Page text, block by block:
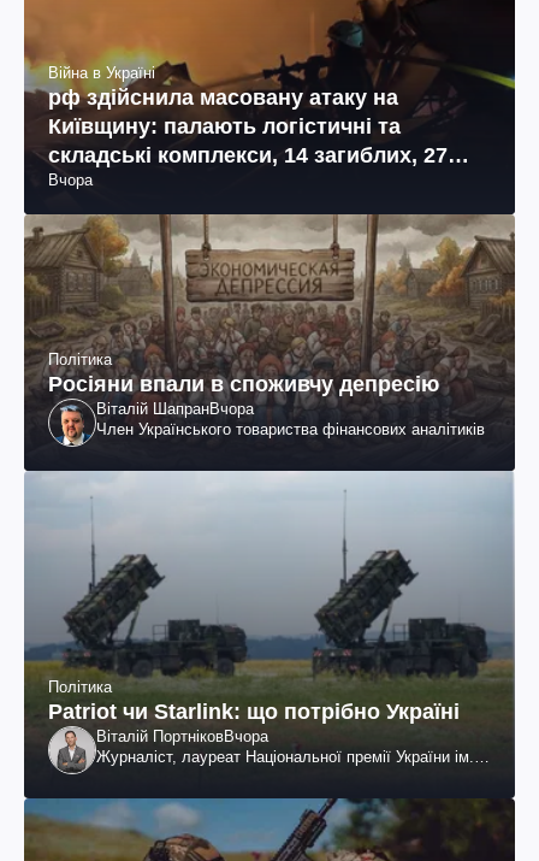
Війна в Україні
рф здійснила масовану атаку на
Київщину: палають логістичні та
складські комплекси, 14 загиблих, 27
поранених (фото, відео)
Вчора
Політика
Росіяни впали в споживчу депресію
Віталій ШапранВчора
Член Українського товариства фінансових аналітиків
Політика
Patriot чи Starlink: що потрібно Україні
Віталій ПортніковВчора
Журналіст, лауреат Національної премії України ім.